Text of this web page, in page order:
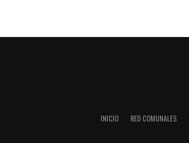
INICIO RED COMUNALES